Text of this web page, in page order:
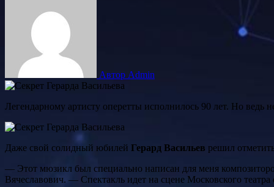
Автор Admin
Легендарному артисту оперетты исполнилось 90 лет. Но
Даже свой солидный юбилей Герард Васильев решил
— Этот мюзикл был специально написан для меня
Вячеславович. — Спектакль идет на сцене Московского